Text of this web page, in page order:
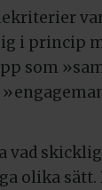
i princip
som
vad
olika